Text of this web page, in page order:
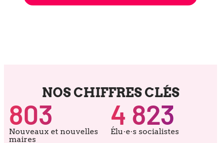
NOS CHIFFRES CLÉS
Nouveaux et nou­velles
maires
803
Élu·e·s socia­listes
4 823